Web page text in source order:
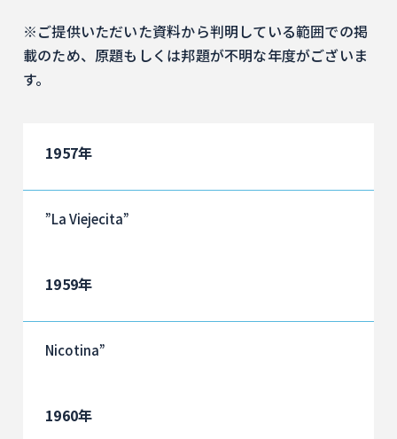
※ご提供いただいた資料から判明している範囲での掲
載のため、原題もしくは邦題が不明な年度がございま
す。
1957年
”La Viejecita”
1959年
Nicotina”
1960年